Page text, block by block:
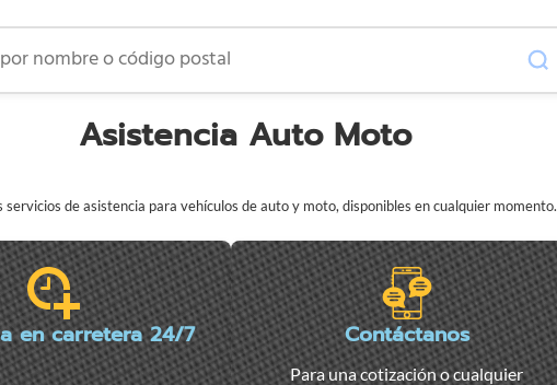
o código postal
Asistencia Auto Moto
servicios de asistencia para vehículos de auto y moto, disponibles en cualquier momento.
en carretera 24/7 Contáctanos
Para una cotización o cualquier